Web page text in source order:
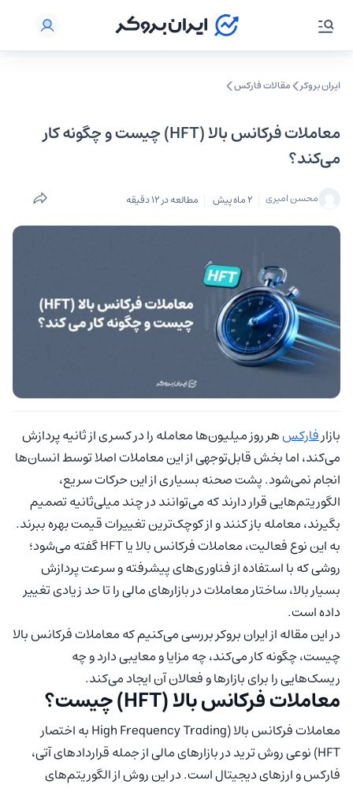
ایران بروکر مقالات فارکس
معاملات فرکانس بالا (HFT) چیست و چگونه کار
می‌کند؟
محسن امیری 2 ماه پیش مطالعه در 12 دقیقه
بازارفارکسهر روز میلیون‌ها معامله را در کسری از ثانیه پردازش
می‌کند، اما بخش قابل‌توجهی از این معاملات اصلا توسط انسان‌ها
انجام نمی‌شود. پشت صحنه بسیاری از این حرکات سریع،
الگوریتم‌هایی قرار دارند که می‌توانند در چند میلی‌ثانیه تصمیم
بگیرند، معامله باز کنند و از کوچک‌ترین تغییرات قیمت بهره ببرند.
به این نوع فعالیت، معاملات فرکانس بالا یا HFT گفته می‌شود؛
روشی که با استفاده از فناوری‌های پیشرفته و سرعت پردازش
بسیار بالا، ساختار معاملات در بازارهای مالی را تا حد زیادی تغییر
داده است.
در این مقاله از ایران بروکر بررسی می‌کنیم که معاملات فرکانس بالا
چیست، چگونه کار می‌کند، چه مزایا و معایبی دارد و چه
ریسک‌هایی را برای بازارها و فعالان آن ایجاد می‌کند.
معاملات فرکانس بالا (HFT) چیست؟
معاملات فرکانس بالا (High Frequency Trading به اختصار
HFT) نوعی روش ترید در بازارهای مالی از جمله قراردادهای آتی،
فارکس و ارزهای دیجیتال است. در این روش از الگوریتم‌های